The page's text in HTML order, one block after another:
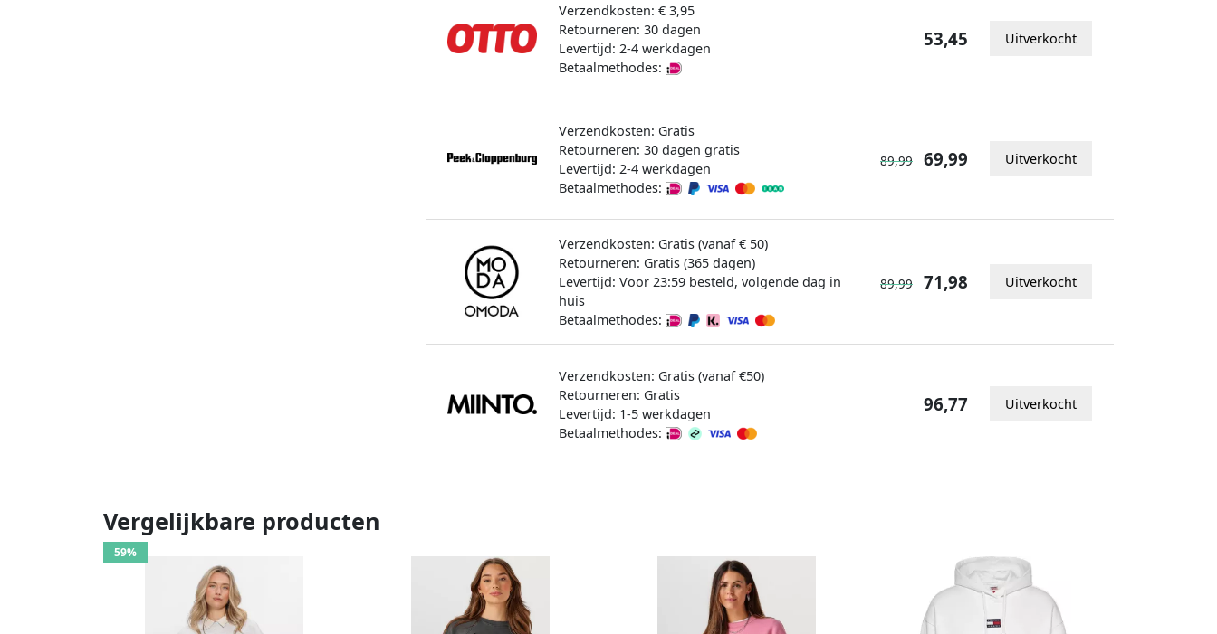
Verzendkosten: € 3,95
Retourneren: 30 dagen
Levertijd: 2-4 werkdagen
Betaalmethodes:
53,45 Uitverkocht
Verzendkosten: Gratis
Retourneren: 30 dagen gratis
Levertijd: 2-4 werkdagen
Betaalmethodes:
89,99 69,99 Uitverkocht
Verzendkosten: Gratis (vanaf € 50)
Retourneren: Gratis (365 dagen)
Levertijd: Voor 23:59 besteld, volgende dag in
huis
Betaalmethodes:
89,99 71,98 Uitverkocht
Verzendkosten: Gratis (vanaf €50)
Retourneren: Gratis
Levertijd: 1-5 werkdagen
Betaalmethodes:
96,77 Uitverkocht
Vergelijkbare producten
59%